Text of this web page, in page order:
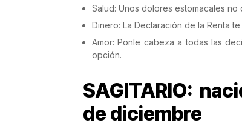
Salud: Unos dolores estomacales
Dinero: La Declaración de la Renta
Amor: Ponle cabeza a todas las
opción.
SAGITARIO:
de diciembre